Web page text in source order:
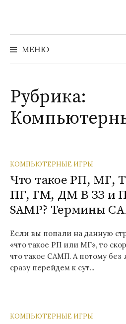
содержимому
МЕНЮ
Рубрика:
КОМПЬЮТЕРНЫЕ ИГРЫ
Что такое РП, МГ,
ПГ, ГМ, ДМ В ЗЗ и
SAMP? Термины
Если вы попали на данную
«что такое РП или МГ», то
что такое САМП. А потому
сразу перейдем к сут...
КОМПЬЮТЕРНЫЕ ИГРЫ